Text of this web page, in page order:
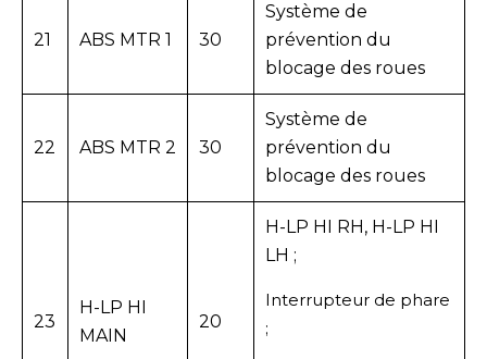
21 ABS MTR 1 30
Système de
prévention du
blocage des roues
22 ABS MTR 2 30
Système de
prévention du
blocage des roues
23
H-LP HI
MAIN
20
H-LP HI RH, H-LP HI
LH ;
Interrupteur de phare
;